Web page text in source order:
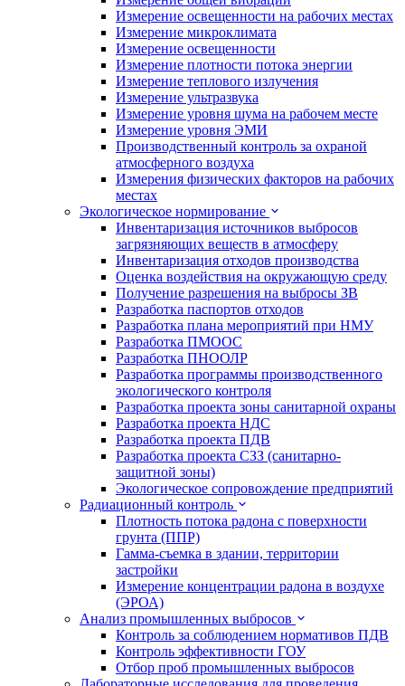
Измерение освещенности на рабочих местах
Измерение микроклимата
Измерение освещенности
Измерение плотности потока энергии
Измерение теплового излучения
Измерение ультразвука
Измерение уровня шума на рабочем месте
Измерение уровня ЭМИ
Производственный контроль за охраной
атмосферного воздуха
Измерения физических факторов на рабочих
местах
Экологическое нормирование
Инвентаризация источников выбросов
загрязняющих веществ в атмосферу
Инвентаризация отходов производства
Оценка воздействия на окружающую среду
Получение разрешения на выбросы ЗВ
Разработка паспортов отходов
Разработка плана мероприятий при НМУ
Разработка ПМООС
Разработка ПНООЛР
Разработка программы производственного
экологического контроля
Разработка проекта зоны санитарной охраны
Разработка проекта НДС
Разработка проекта ПДВ
Разработка проекта СЗЗ (санитарно-
защитной зоны)
Экологическое сопровождение предприятий
Радиационный контроль
Плотность потока радона с поверхности
грунта (ППР)
Гамма-съемка в здании, территории
застройки
Измерение концентрации радона в воздухе
(ЭРОА)
Анализ промышленных выбросов
Контроль за соблюдением нормативов ПДВ
Контроль эффективности ГОУ
Отбор проб промышленных выбросов